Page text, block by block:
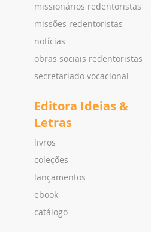
missionários redentoristas
missões redentoristas
notícias
obras sociais redentoristas
secretariado vocacional
Editora Ideias &
Letras
livros
coleções
lançamentos
ebook
catálogo